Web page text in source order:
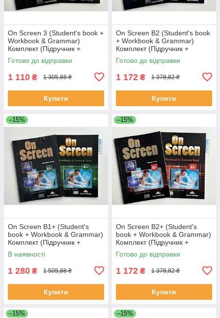
On Screen 3 (Student's book +
Workbook & Grammar)
Комплект (Підручник +
робочий зошит)
Готово до відправки
1 110 ₴ 1 305,88 ₴
Купити
On Screen B2 (Student's book
+ Workbook & Grammar)
Комплект (Підручник +
робочий зошит)
Готово до відправки
1 172 ₴ 1 378,82 ₴
Купити
–15%
On Screen B1+ (Student's
book + Workbook & Grammar)
Комплект (Підручник +
робочий зошит)
В наявності
1 280 ₴ 1 505,88 ₴
Купити
–15%
On Screen B2+ (Student's
book + Workbook & Grammar)
Комплект (Підручник +
робочий зошит)
Готово до відправки
1 172 ₴ 1 378,82 ₴
Купити
–15% –15%